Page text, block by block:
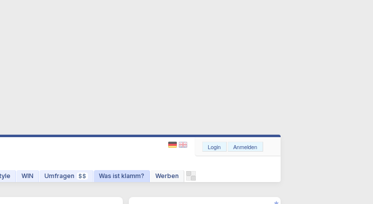
WIN Umfragen $$ Was ist klamm? Werben
Login Anmelden